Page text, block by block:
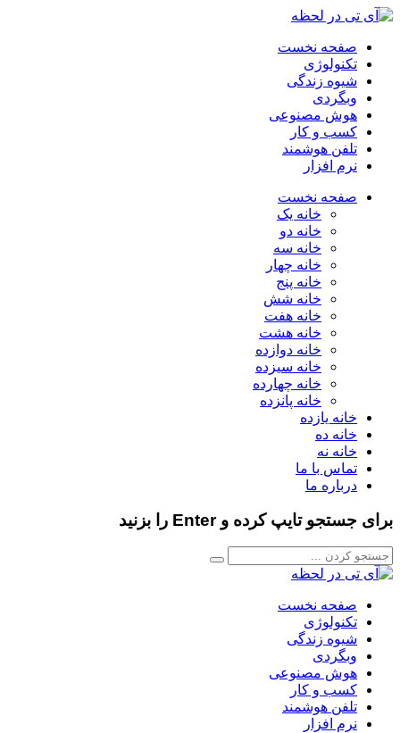
صفحه نخست
تکنولوژی
شیوه زندگی
وبگردی
هوش مصنوعی
کسب و کار
تلفن هوشمند
نرم افزار
صفحه نخست
خانه یک
خانه دو
خانه سه
خانه چهار
خانه پنج
خانه شش
خانه هفت
خانه هشت
خانه دوازده
خانه سیزده
خانه چهارده
خانه پانزده
خانه یازده
خانه ده
خانه نه
تماس با ما
درباره ما
برای جستجو تایپ کرده و Enter را بزنید
صفحه نخست
تکنولوژی
شیوه زندگی
وبگردی
هوش مصنوعی
کسب و کار
تلفن هوشمند
نرم افزار